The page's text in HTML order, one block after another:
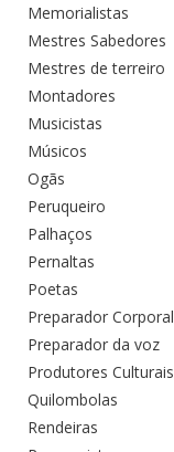
Memorialistas
Mestres Sabedores
Mestres de terreiro
Montadores
Musicistas
Músicos
Ogãs
Peruqueiro
Palhaços
Pernaltas
Poetas
Preparador Corporal
Preparador da voz
Produtores Culturais
Quilombolas
Rendeiras